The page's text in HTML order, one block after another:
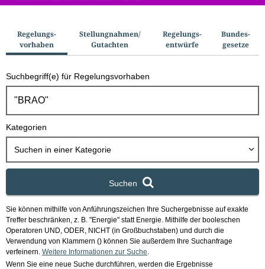
u
c
h
o
Regelungs­
vorhaben
Stellungnahmen/​
Gutachten
Regelungs­
entwürfe
Bundes­
gesetze
Suchbegriff(e) für Regelungsvorhaben
Kategorien
Suchen in einer Kategorie
Suchen
Sie können mithilfe von Anführungszeichen Ihre Suchergebnisse auf exakte
Treffer beschränken, z. B. "Energie" statt Energie. Mithilfe der booleschen
Operatoren UND, ODER, NICHT (in Großbuchstaben) und durch die
Verwendung von Klammern () können Sie außerdem Ihre Suchanfrage
verfeinern. Weitere Informationen zur Suche
Wenn Sie eine neue Suche durchführen, werden die Ergebnisse